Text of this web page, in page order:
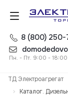
8 (800)
Пн. - Пт. 9:00 - 18:00
ТД Электроагрегат
Каталог.